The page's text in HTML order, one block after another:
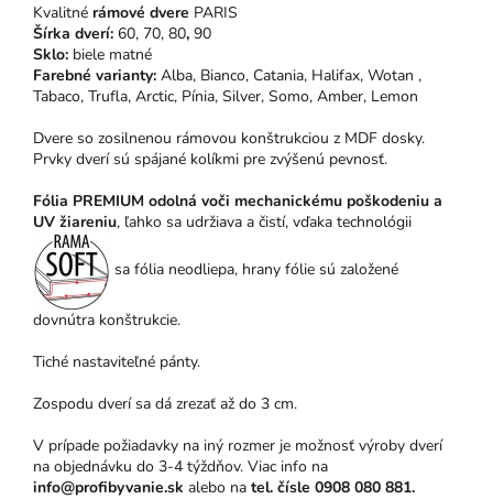
Kvalitné rámové dvere PARIS
Šírka dverí: 60, 70, 80, 90
Sklo: biele matné
Farebné varianty: Alba, Bianco, Catania, Halifax, Wotan ,
Tabaco, Trufla, Arctic, Pínia, Silver, Somo, Amber, Lemon
Dvere so zosilnenou rámovou konštrukciou z MDF dosky.
Prvky dverí sú spájané kolíkmi pre zvýšenú pevnosť.
Fólia PREMIUM odolná voči mechanickému poškodeniu a
UV žiareniu, ľahko sa udržiava a čistí, vďaka technológii
sa fólia neodliepa, hrany fólie sú založené
dovnútra konštrukcie.
Tiché nastaviteľné pánty.
Zospodu dverí sa dá zrezať až do 3 cm.
V prípade požiadavky na iný rozmer je možnosť výroby dverí
na objednávku do 3-4 týždňov. Viac info na
info@profibyvanie.sk alebo na tel. čísle 0908 080 881.